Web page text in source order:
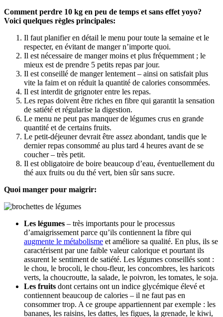
Comment perdre 10 kg en peu de temps et sans effet yoyo?
Voici quelques règles principales:
Il faut planifier en détail le menu pour toute la semaine et le
respecter, en évitant de manger n’importe quoi.
Il est nécessaire de manger moins et plus fréquemment ; le
mieux est de prendre 5 petits repas par jour.
Il est conseillé de manger lentement – ainsi on satisfait plus
vite la faim et on réduit la quantité de calories consommées.
Il est interdit de grignoter entre les repas.
Les repas doivent être riches en fibre qui garantit la sensation
de satiété et régularise la digestion.
Le menu ne peut pas manquer de légumes crus en grande
quantité et de certains fruits.
Le petit-déjeuner devrait être assez abondant, tandis que le
dernier repas consommé au plus tard 4 heures avant de se
coucher – très petit.
Il est obligatoire de boire beaucoup d’eau, éventuellement du
thé aux fruits ou du thé vert, bien sûr sans sucre.
Quoi manger pour maigrir:
Les légumes – très importants pour le processus
d’amaigrissement parce qu’ils contiennent la fibre qui
augmente le métabolisme et améliore sa qualité. En plus, ils se
caractérisent par une faible valeur calorique et pourtant ils
assurent le sentiment de satiété. Les légumes conseillés sont :
le chou, le brocoli, le chou-fleur, les concombres, les haricots
verts, la choucroutte, la salade, le poivron, les tomates, le soja.
Les fruits dont certains ont un indice glycémique élevé et
contiennent beaucoup de calories – il ne faut pas en
consommer trop. A ce groupe appartiennent par exemple : les
bananes, les raisins, les dattes, les figues, la grenade, le kiwi,